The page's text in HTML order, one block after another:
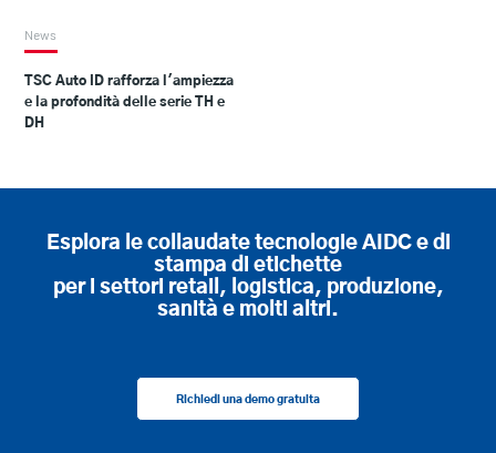
News
TSC Auto ID rafforza l'ampiezza
e la profondità delle serie TH e
DH
Esplora le collaudate tecnologie AIDC e di
stampa di etichette
per i settori retail, logistica, produzione,
sanità e molti altri.
Richiedi una demo gratuita